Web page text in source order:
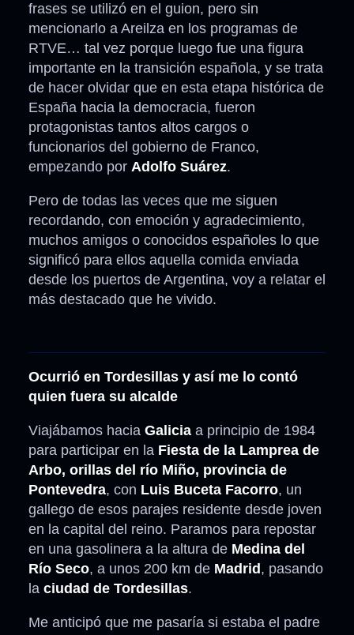
frases se utilizó en el guion, pero sin
mencionarlo a Areilza en los programas de
RTVE… tal vez porque luego fue una figura
importante en la transición española, y se trata
de hacer olvidar que en esta etapa histórica de
España hacia la democracia, fueron
protagonistas tantos altos cargos o
funcionarios del gobierno de Franco,
empezando por Adolfo Suárez.
Pero de todas las veces que me siguen
recordando, con emoción y agradecimiento,
muchos amigos o conocidos españoles lo que
significó para ellos aquella comida enviada
desde los puertos de Argentina, voy a relatar el
más destacado que he vivido.
Ocurrió en Tordesillas y así me lo contó
quien fuera su alcalde
Viajábamos hacia Galicia a principio de 1984
para participar en la Fiesta de la Lamprea de
Arbo, orillas del río Miño, provincia de
Pontevedra, con Luis Buceta Facorro, un
gallego de esos parajes residente desde joven
en la capital del reino. Paramos para repostar
en una gasolinera a la altura de Medina del
Río Seco, a unos 200 km de Madrid , pasando
la ciudad de Tordesillas.
Me anticipó que me pasaría si estaba el padre